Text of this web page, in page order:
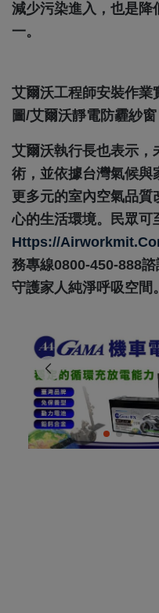
減少污染進入，也是降
一。
艾爾沃工程師安裝作業
圖/艾爾沃靜電防霾紗窗
艾爾沃執行長也表示，
術，並依據台灣氣候與
更多元的室內空氣品
心的生活環境。民眾可
Https://
務專線0800-450-888
守護家人純淨呼吸空間。